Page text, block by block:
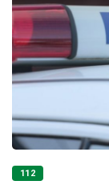
112